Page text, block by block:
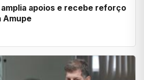
apoios e recebe reforço
Amupe